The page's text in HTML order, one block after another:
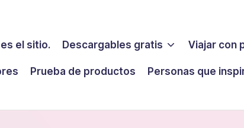
el sitio. Descargables gratis Viajar con
Prueba de productos Personas que